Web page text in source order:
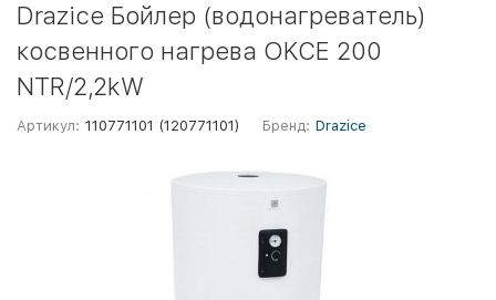
Drazice Бойлер (водонагреватель)
косвенного нагрева OKCE 200
NTR/2,2kW
Артикул: 110771101 (120771101) Бренд: Drazice